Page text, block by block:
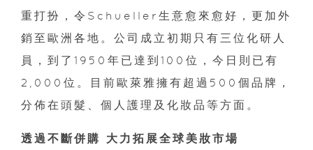
重打扮，令Schueller生意愈來愈好，更加外
銷至歐洲各地。公司成立初期只有三位化研人
員，到了1950年已達到100位，今日則已有
2,000位。目前歐萊雅擁有超過500個品牌，
分佈在頭髮、個人護理及化妝品等方面。
透過不斷併購 大力拓展全球美妝市場